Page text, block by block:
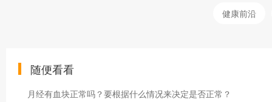
健康前沿
随便看看
月经有血块正常吗？要根据什么情况来决定是否正常？